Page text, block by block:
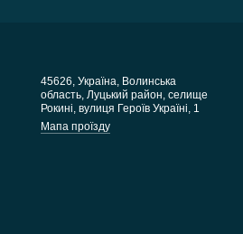
45626, Україна, Волинська
область, Луцький район, селище
Рокині, вулиця Героїв Україні, 1
Мапа проїзду